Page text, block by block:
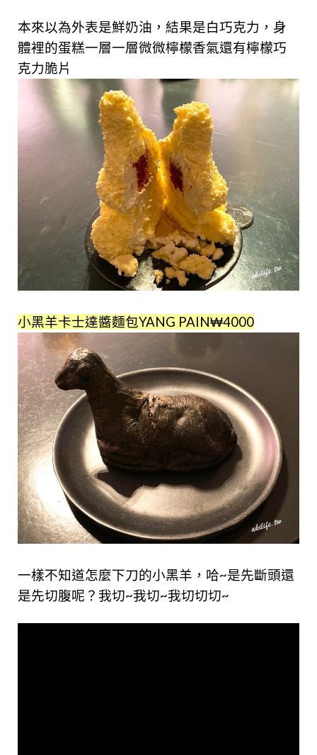
本來以為外表是鮮奶油，結果是白巧克力， 身
體裡的蛋糕一層一層微微檸檬香氣還有檸檬巧
克力脆片
小黑羊卡士達醬麵包YANG PAIN₩4000
一樣不知道怎麼下刀的小黑羊，哈~是先斷頭還
是先切腹呢？我切~我切~我切切切~